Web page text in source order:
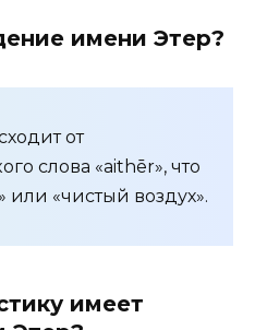
имени Этер?
от
слова «aithēr», что
или «чистый воздух».
имеет